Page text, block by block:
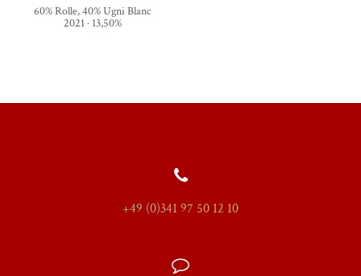
60% Rolle, 40% Ugni Blanc
2021 · 13,50%
+49 (0)341 97 50 12 10